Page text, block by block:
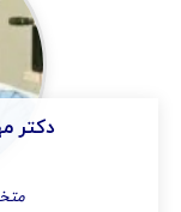
دکتر